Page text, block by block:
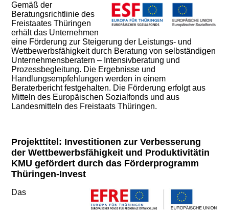
Gemäß der
Beratungsrichtlinie des
Freistaates Thüringen
erhält das Unternehmen
eine Förderung zur Steigerung der Leistungs- und
Wettbewerbsfähigkeit durch Beratung von selbständigen
Unternehmensberatern – Intensivberatung und
Prozessbegleitung. Die Ergebnisse und
Handlungsempfehlungen werden in einem
Beraterbericht festgehalten. Die Förderung erfolgt aus
Mitteln des Europäischen Sozialfonds und aus
Landesmitteln des Freistaats Thüringen.
Projekttitel: Investitionen zur Verbesserung
der Wettbewerbsfähigkeit und Produktivitätin
KMU gefördert durch das Förderprogramm
Thüringen-Invest
Das